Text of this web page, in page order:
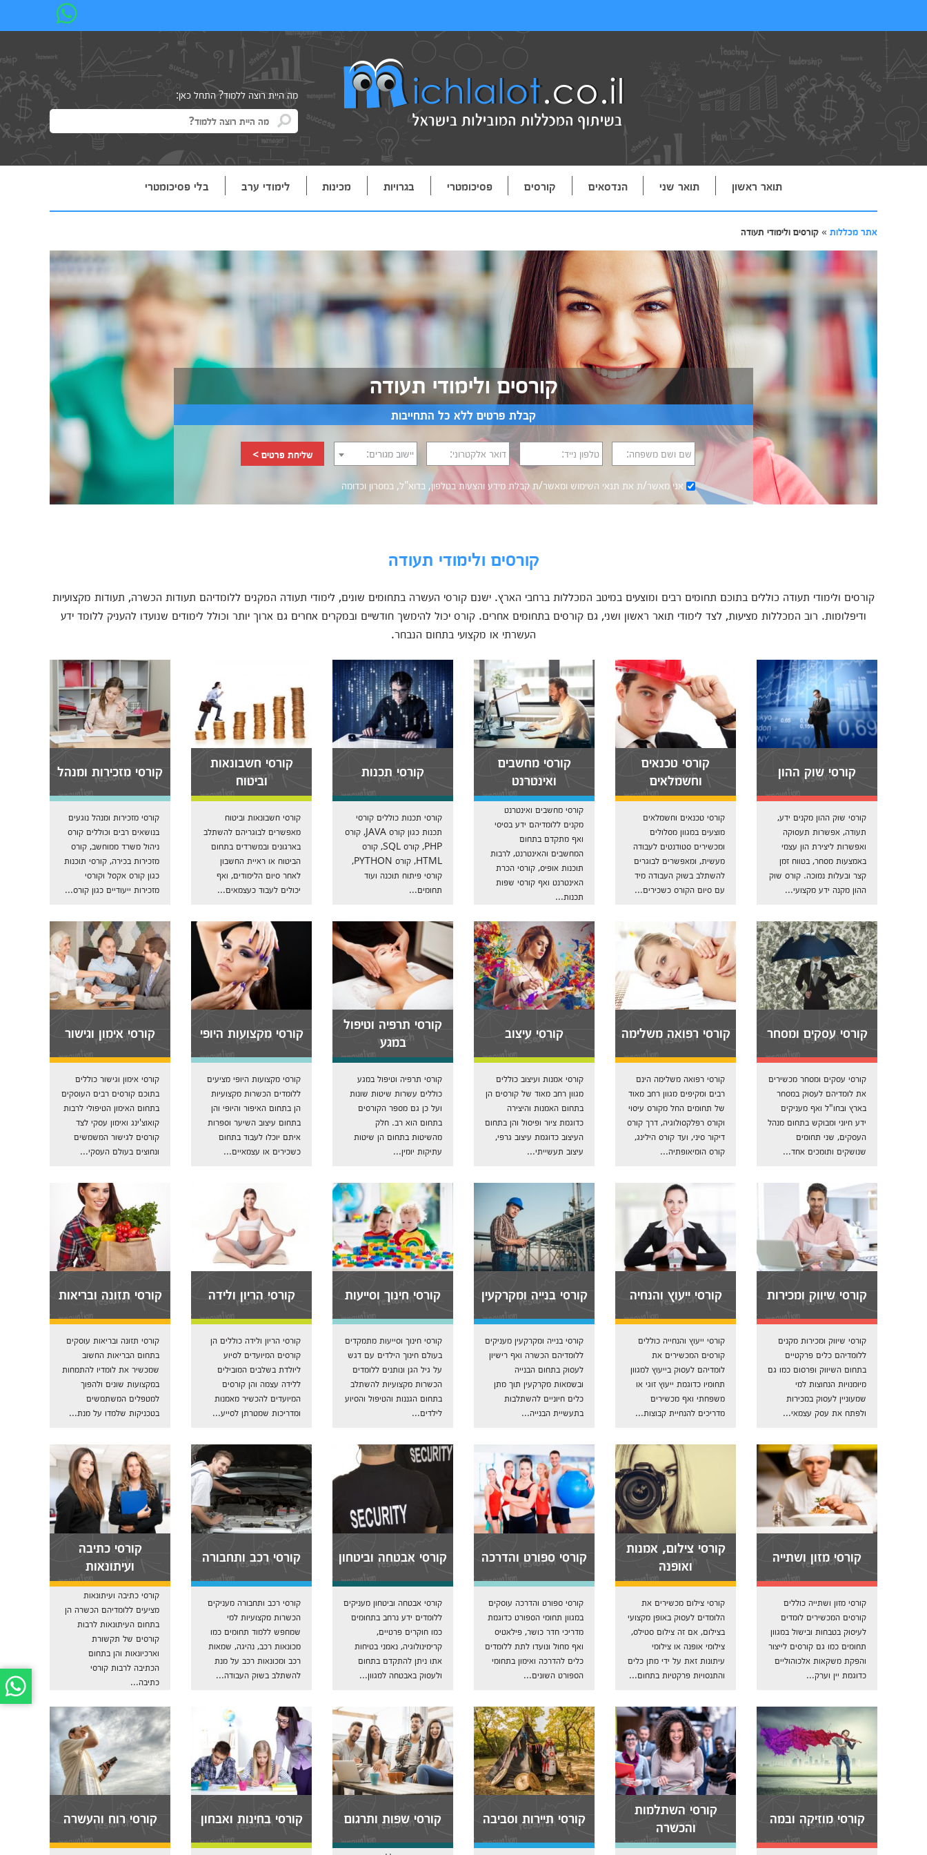
מה היית רוצה ללמוד? התחל כאן:
תואר ראשון תואר שני הנדסאים קורסים פסיכומטרי בגרויות מכינות לימודי ערב בלי פסיכומטרי
אתר מכללות » קורסים ולימודי תעודה
קורסים ולימודי תעודה
קבלת פרטים ללא כל התחייבות
שם ושם משפחה: טלפון נייד: דואר אלקטרוני: יישוב מגורים: שליחת פרטים >
אני מאשר/ת את תנאי השימוש ומאשר/ת קבלת מידע והצעות בטלפון, בדוא"ל, במסרון וכדומה‎‎
קורסים ולימודי תעודה
קורסים ולימודי תעודה כוללים בתוכם תחומים רבים ומוצעים במיטב המכללות ברחבי הארץ. ישנם קורסי העשרה בתחומים שונים, לימודי תעודה המקנים ללומדיהם תעודות הכשרה, תעודות מקצועיות
ודיפלומות. רוב המכללות מציעות, לצד לימודי תואר ראשון ושני, גם קורסים בתחומים אחרים. קורס יכול להימשך חודשיים ובמקרים אחרים גם ארוך יותר וכולל לימודים שנועדו להעניק ללומד ידע
העשרתי או מקצועי בתחום הנבחר.
קורסי שוק ההון
קורסי שוק ההון מקנים ידע,
תעודה, אפשרות תעסוקה
ואפשרות ליצירת הון עצמי
באמצעות מסחר, בטווח זמן
קצר ובעלות נמוכה. קורס שוק
ההון מקנה ידע מקצועי...
קורסי טכנאים
וחשמלאים
קורסי טכנאים וחשמלאים
מוצעים במגוון מסלולים
ומכשירים סטודנטים לעבודה
מעשית, ומאפשרים לבוגרים
להשתלב בשוק העבודה מיד
עם סיום הקורס כשכירים...
קורסי מחשבים
ואינטרנט
קורסי מחשבים ואינטרנט
מקנים ללומדיהם ידע בסיסי
ואף מתקדם בתחום
המחשבים והאינטרנט, לרבות
תוכנות אופיס, קורסי הכרת
האינטרנט ואף קורסי שפות
תכנות...
קורסי תכנות
קורסי תכנות כוללים קורסי
תכנות כגון קורס JAVA, קורס
PHP, קורס SQL, קורס
HTML, קורס PYTHON,
קורסי פיתוח תוכנה ועוד
תחומים...
קורסי חשבונאות
וביטוח
קורסי חשבונאות וביטוח
מאפשרים לבוגריהם להשתלב
בארגונים ובמשרדים בתחום
הביטוח או ראיית החשבון
לאחר סיום הלימודים, ואף
יכולים לעבוד כעצמאים...
קורסי מזכירות ומנהל
קורסי מזכירות ומנהל נוגעים
בנושאים רבים וכוללים קורס
ניהול משרד ממוחשב, קורס
מזכירות בכירה, קורסי תוכנות
כגון קורס אקסל וקורסי
מזכירות ייעודיים כגון קורס...
קורסי עסקים ומסחר
קורסי עסקים ומסחר מכשירים
את לומדיהם לעסוק במסחר
בארץ ובחו"ל ואף מעניקים
ידע חיוני ומבוקש בתחום מנהל
העסקים, שני תחומים
שנושקים ותומכים אחד...
קורסי רפואה משלימה
קורסי רפואה משלימה הינם
רבים ומקיפים מגוון רחב מאוד
של תחומים החל מקורס עיסוי
וקורס רפלקסולוגיה, דרך קורס
דיקור סיני, ועד קורס הילינג,
קורס הומיאופתיה...
קורסי עיצוב
קורסי אמנות ועיצוב כוללים
מגוון רחב מאוד של קורסים הן
בתחום האמנות והיצירה
כדוגמת ציור ופיסול והן בתחום
העיצוב כדוגמת עיצוב גרפי,
עיצוב תעשייתי...
קורסי תרפיה וטיפול
במגע
קורסי תרפיה וטיפול במגע
כוללים עשרות שיטות שונות
ועל כן גם מספר הקורסים
בתחום הוא רב. חלק
מהשיטות בתחום הן שיטות
עתיקות יומין...
קורסי מקצועות היופי
קורסי מקצועות היופי מציעים
ללומדים הכשרות מקצועיות
הן בתחום האיפור והיופי והן
בתחום עיצוב השיער וספרות
איתם יוכלו לעבוד בתחום
כשכירים או עצמאיים...
קורסי אימון וגישור
קורסי אימון וגישור כוללים
בתוכם קורסים רבים העוסקים
בתחום האימון הטיפולי לרבות
קואוצ'ינג ואימון עסקי לצד
קורסים לגישור המשמשים
ונחוצים בעולם העסקי...
קורסי שיווק ומכירות
קורסי שיווק ומכירות מקנים
ללומדיהם כלים פרקטיים
בתחום השיווק ופרסום כמו גם
מיומנויות הנחוצות למי
שמעוניין לעסוק במכירות
ולפתח את עסק עצמאי...
קורסי ייעוץ והנחיה
קורסי ייעוץ והנחייה כוללים
קורסים המכשירים את
לומדיהם לעסוק בייעוץ למגוון
תחומיו כדוגמת ייעוץ זוגי או
משפחתי ואף מכשירים
מדריכים להנחיית קבוצות...
קורסי בנייה ומקרקעין
קורסי בנייה ומקרקעין מעניקים
ללומדיהם הכשרה ואף רישיון
לעסוק בתחום הבנייה
ובשמאות מקרקעין תוך מתן
כלים חיוניים להשתלבות
בתעשיית הבנייה...
קורסי חינוך וסייעות
קורסי חינוך וסייעות מתמקדים
בעולם חינוך הילדים עם דגש
על גיל הגן ונותנים ללומדים
הכשרות מקצועיות להשתלב
בתחום הגננות והטיפול והסיוע
לילדים...
קורסי הריון ולידה
קורסי הריון ולידה כוללים הן
קורסים המיועדים לסיוע
ליולדת בשלבים המובילים
ללידה עצמה והן קורסים
המיועדים להכשיר מאמנות
ומדריכות שמטרתן לסייע...
קורסי תזונה ובריאות
קורסי תזונה ובריאות עוסקים
בתחום הבריאות החשוב
שמכשיר את לומדיו להתמחות
במקצועות שונים ולהפוך
למטפלים המשתמשים
בטכניקות שלמדו על מנת...
קורסי מזון ושתייה
קורסי מזון ושתייה כוללים
קורסים המכשירים לומדים
לעיסוק בטבחות ובישול במגוון
תחומים כמו גם קורסים לייצור
והפקת משקאות אלכוהוליים
כדוגמת יין וערק...
קורסי צילום, אמנות
ואופנה
קורסי צילום מכשירים את
הלומדים לעסוק באופן מקצועי
בצילום, אם זה צילום סטילס,
צילומי אופנה או צילומי
עיתונות זאת על ידי מתן כלים
והתנסויות פרקטיות בתחום...
קורסי ספורט והדרכה
קורסי ספורט והדרכה עוסקים
במגוון תחומי הספורט כדוגמת
מדריכי חדר כושר, פילאטיס
ואף מחול ונועדו לתת ללומדים
כלים להדרכה ואימון בתחומי
הספורט השונים...
קורסי אבטחה וביטחון
קורסי אבטחה וביטחון מעניקים
ללומדים ידע נרחב בתחומים
כמו חוקרים פרטיים,
קרימינולוגיה, נאמני בטיחות
אתו ניתן להתקדם בתחום
ולעסוק באבטחה למגוון...
קורסי רכב ותחבורה
קורסי רכב ותחבורה מעניקים
הכשרות מקצועיות למי
שמחפש ללמוד תחומים כמו
מכונאות רכב, נהיגה, שמאות
רכב ומכונאות רכב על מנת
להשתלב בשוק העבודה...
קורסי כתיבה
ועיתונאות
קורסי כתיבה ועיתונאות
מציעים ללומדיהם הכשרה הן
בתחום העיתונאות לרבות
קורסים של תקשורת
וארכיונאות והן בתחום
הכתיבה לרבות קורסי
כתיבה...
קורסי מוזיקה ובמה
קורסי השתלמות
והכשרה
קורסי תיירות וסביבה קורסי שפות ותרגום קורסי בחינות ואבחון קורסי רוח והעשרה